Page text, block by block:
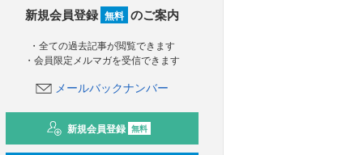
新規会員登録 無料 のご案内
・全ての過去記事が閲覧できます
・会員限定メルマガを受信できます
メールバックナンバー
新規会員登録 無料